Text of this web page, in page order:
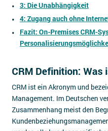
3: Die Unabhängigkeit
4: Zugang auch ohne
Fazit: On-Premises CRM-
CRM Definition: Was
CRM ist ein Akronym und
Management. Im Deutschen
Zusammenhang meist den